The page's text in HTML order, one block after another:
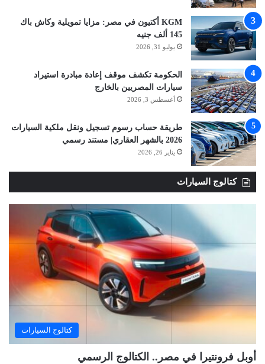
KGM أكتيون في مصر: مزايا تمويلية وكاش باك
145 ألف جنيه
يوليو 31, 2026
الحكومة تكشف موقف إعادة مبادرة استيراد
سيارات المصريين بالخارج
أغسطس 3, 2026
طريقة حساب رسوم تسجيل ونقل ملكية السيارات
2026 بالشهر العقاري| مستند رسمي
يناير 26, 2026
كتالوج السيارات
كتالوج السيارات
أوبل فرونتيرا في مصر.. الكتالوج الرسمي